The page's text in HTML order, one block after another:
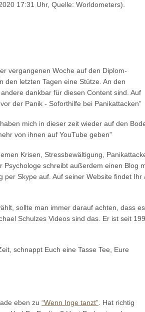
17:31 Uhr, Quelle: Worldometers).
vergangenen Woche auf den Diplom-
den letzten Tagen eine Stütze. An den
dankbar für diesen Content sind. Auf
der Panik - Soforthilfe bei Panikattacken”
mich in dieser zeit wieder auf den
von ihnen auf YouTube geben”
Krisen, Stressbewältigung,
Psychologe schreibt außerdem einen Blog
per Skype auf. Auf seiner Website findet Ihr
sollte man immer darauf achten, dass es
Schulzes Videos sind das. Er ist seit
schnappt Euch eine Tasse Tee, Eure
eben zu “Wenn Inge tanzt” . Hat richtig